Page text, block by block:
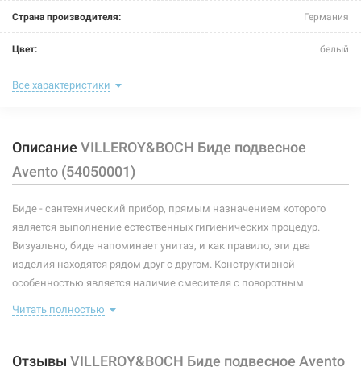
Страна производителя: Германия
Цвет: белый
Комплектация:
Тип монтажа: подвесной
Форма:
Материал: санфарфор
Все характеристики
Описание VILLEROY&BOCH Биде подвесное
Avento (54050001)
Биде - сантехнический прибор, прямым назначением которого
является выполнение естественных гигиенических процедур.
Визуально, биде напоминает унитаз, и как правило, эти два
изделия находятся рядом друг с другом. Конструктивной
особенностью является наличие смесителя с поворотным
может устанавливаться донный клапан.
Читать полностью
Отзывы VILLEROY&BOCH Биде подвесное Avento